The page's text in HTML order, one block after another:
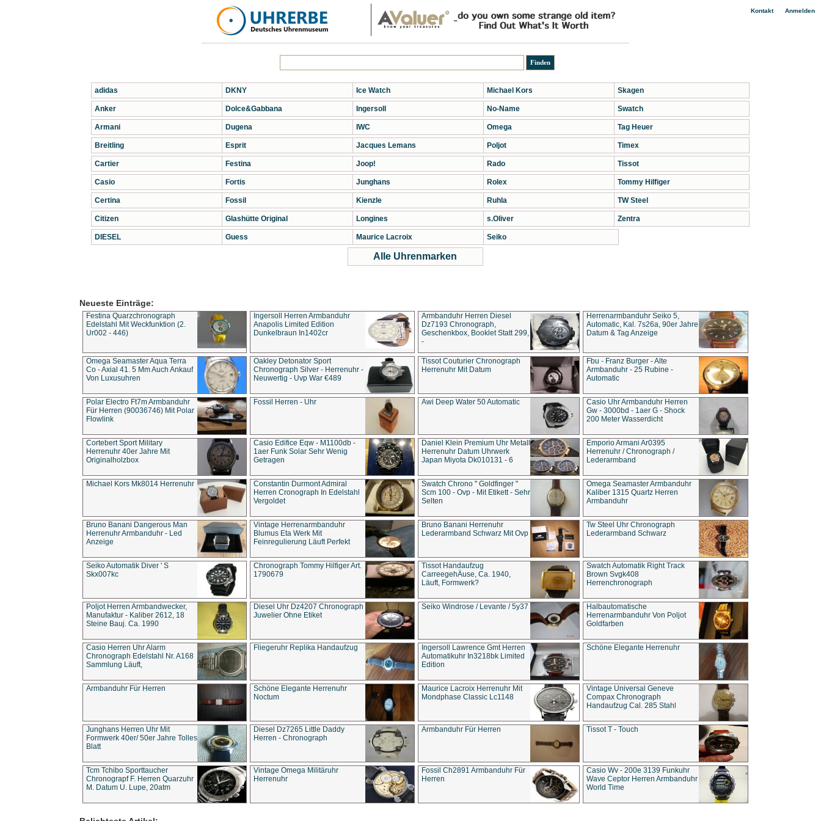
Kontakt| Anmelden
adidas
Anker
Armani
Breitling
Cartier
Casio
Certina
Citizen
DIESEL
DKNY
Dolce&Gabbana
Dugena
Esprit
Festina
Fortis
Fossil
Glashütte Original
Guess
Ice Watch
Ingersoll
IWC
Jacques Lemans
Joop!
Junghans
Kienzle
Longines
Maurice Lacroix
Michael Kors
No-Name
Omega
Poljot
Rado
Rolex
Ruhla
s.Oliver
Seiko
Skagen
Swatch
Tag Heuer
Timex
Tissot
Tommy Hilfiger
TW Steel
Zentra
Alle Uhrenmarken
Neueste Einträge:
Festina Quarzchronograph
Edelstahl Mit Weckfunktion (2.
Ur002 - 446)
Ingersoll Herren Armbanduhr
Anapolis Limited Edition
Dunkelbraun In1402cr
Armbanduhr Herren Diesel
Dz7193 Chro­no­graph,
Geschenkbox, Booklet Statt 299,
-
Herrenarmbanduhr Seiko 5,
Automatic, Kal. 7s26a, 90er Jahre
Datum & Tag Anzeige
Omega Seamaster Aqua Terra
Co - Axial 41. 5 Mm Auch Ankauf
Von Luxusuhren
Oakley Detonator Sport
Chronograph Silver - Herrenuhr -
Neuwertig - Uvp War €489
Tissot Couturier Chronograph
Herrenuhr Mit Datum
Fbu - Franz Burger - Alte
Armbanduhr - 25 Rubine -
Automatic
Polar Electro Ft7m Armbanduhr
Für Herren (90036746) Mit Polar
Flowlink
Fossil Herren - Uhr Awi Deep Water 50 Automatic
Casio Uhr Armbanduhr Herren
Gw - 3000bd - 1aer G - Shock
200 Meter Wasserdicht
Cortebert Sport Military
Herrenuhr 40er Jahre Mit
Originalholzbox
Casio Edifice Eqw - M1100db -
1aer Funk Solar Sehr Wenig
Getragen
Daniel Klein Premium Uhr Metall
Herrenuhr Datum Uhrwerk
Japan Miyota Dk010131 - 6
Emporio Armani Ar0395
Herrenuhr / Chronograph /
Lederarmband
Michael Kors Mk8014 Herrenuhr
Constantin Durmont Admiral
Herren Cronograph In Edelstahl
Vergoldet
Swatch Chrono " Goldfinger "
Scm 100 - Ovp - Mit Etikett - Sehr
Selten
Omega Seamaster Armbanduhr
Kaliber 1315 Quartz Herren
Armbanduhr
Bruno Banani Dangerous Man
Herrenuhr Armbanduhr - Led
Anzeige
Vintage Herrenarmbanduhr
Blumus Eta Werk Mit
Feinregulierung Läuft Perfekt
Bruno Banani Herrenuhr
Lederarmband Schwarz Mit Ovp
Tw Steel Uhr Chronograph
Lederarmband Schwarz
Seiko Automatik Diver ' S
Skx007kc
Chronograph Tommy Hilfiger Art.
1790679
Tissot Handaufzug
CarreegehÄuse, Ca. 1940,
Läuft, Formwerk?
Swatch Automatik Right Track
Brown Svgk408
Herrenchronograph
Poljot Herren Armbandwecker,
Manufaktur - Kaliber 2612, 18
Steine Bauj. Ca. 1990
Diesel Uhr Dz4207 Chronograph
Juwelier Ohne Etiket
Seiko Windrose / Levante / 5y37
Halbautomatische
Herrenarmbanduhr Von Poljot
Goldfarben
Casio Herren Uhr Alarm
Chronograph Edelstahl Nr. A168
Sammlung Läuft,
Fliegeruhr Replika Handaufzug
Ingersoll Lawrence Gmt Herren
Automatikuhr In3218bk Limited
Edition
Schöne Elegante Herrenuhr
Armbanduhr Für Herren
Schöne Elegante Herrenuhr
Noctum
Maurice Lacroix Herrenuhr Mit
Mondphase Classic Lc1148
Vintage Universal Geneve
Compax Chronograph
Handaufzug Cal. 285 Stahl
Junghans Herren Uhr Mit
Formwerk 40er/ 50er Jahre Tolles
Blatt
Diesel Dz7265 Little Daddy
Herren - Chronograph
Armbanduhr Für Herren Tissot T - Touch
Tcm Tchibo Sporttaucher
Chronograpf F. Herren Quarzuhr
M. Datum U. Lupe, 20atm
Vintage Omega Militäruhr
Herrenuhr
Fossil Ch2891 Armbanduhr Für
Herren
Casio Wv - 200e 3139 Funkuhr
Wave Ceptor Herren Armbanduhr
World Time